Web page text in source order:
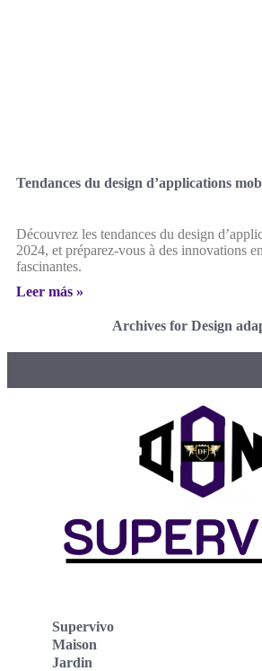
Tendances du design d’applications
Découvrez les tendances du design
2024, et préparez-vous à des innovations
fascinantes.
Leer más »
Archives for Design
Supervivo
Maison
Jardin